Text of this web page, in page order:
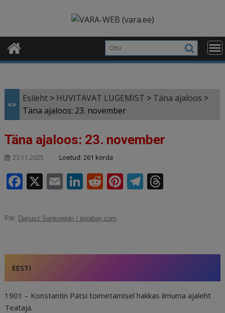
«»
Esileht > HUVITAVAT LUGEMIST > Täna ajaloos >
Täna ajaloos: 23. november
Täna ajaloos: 23. november
23.11.2025 Loetud: 261 korda
F
c
o
o
k
X E
ai
Li
k
n
R
d
Pi
st
T
m d
s
Pilt: Dariusz Sankowski / pixabay.com
EESTI
1901 – Konstantin Pätsi toimetamisel hakkas ilmuma ajaleht
Teataja.